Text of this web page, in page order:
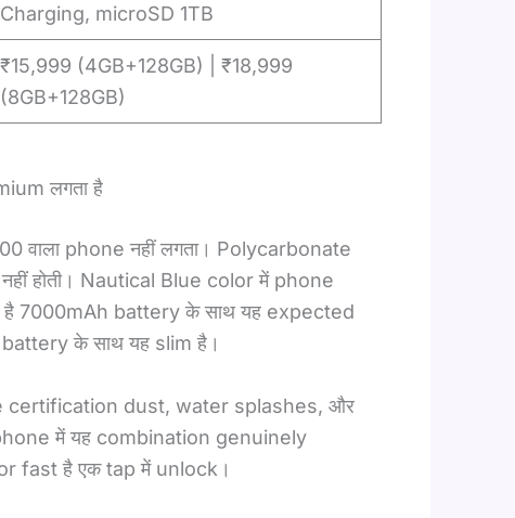
Charging, microSD 1TB
₹15,999 (4GB+128GB) | ₹18,999
(8GB+128GB)
लगता है
वाला phone नहीं लगता। Polycarbonate
होती। Nautical Blue color में phone
7000mAh battery के साथ यह expected
के साथ यह slim है।
certification dust, water splashes, और
में यह combination genuinely
fast है एक tap में unlock।